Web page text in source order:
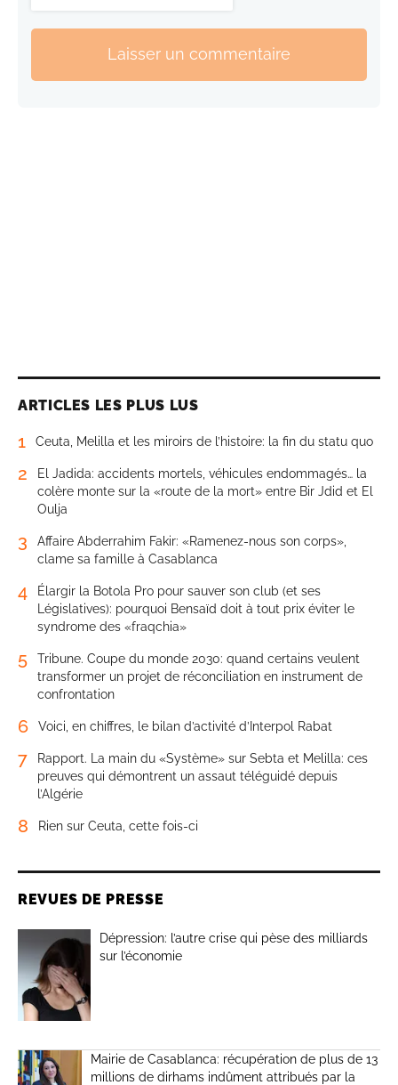
Laisser un commentaire
ARTICLES LES PLUS LUS
1 Ceuta, Melilla et les miroirs de l’histoire: la fin du statu quo
2
El Jadida: accidents mortels, véhicules endommagés… la
colère monte sur la «route de la mort» entre Bir Jdid et El
Oulja
3
Affaire Abderrahim Fakir: «Ramenez-nous son corps»,
clame sa famille à Casablanca
4
Élargir la Botola Pro pour sauver son club (et ses
Législatives): pourquoi Bensaïd doit à tout prix éviter le
syndrome des «fraqchia»
5
Tribune. Coupe du monde 2030: quand certains veulent
transformer un projet de réconciliation en instrument de
confrontation
6 Voici, en chiffres, le bilan d’activité d’Interpol Rabat
7
Rapport. La main du «Système» sur Sebta et Melilla: ces
preuves qui démontrent un assaut téléguidé depuis
l’Algérie
8 Rien sur Ceuta, cette fois-ci
REVUES DE PRESSE
Dépression: l’autre crise qui pèse des milliards
sur l’économie
Mairie de Casablanca: récupération de plus de 13
millions de dirhams indûment attribués par la